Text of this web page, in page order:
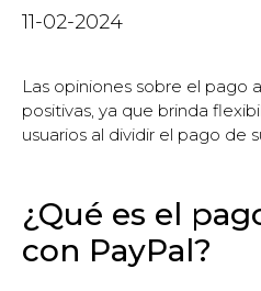
11-02-2024
Las opiniones sobre el pago
positivas, ya que brinda
usuarios al dividir el pago de
¿Qué es el
con PayPal?